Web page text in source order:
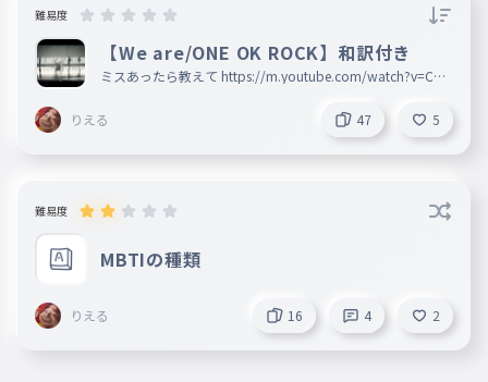
のぁちゃん
え ま ❓　ん ぇ 心 配 か け て ご め ん
😣
りえる
のぁちゃん
あそうなん
難易度
【We are/ONE OK ROCK】和訳付き
ミスあったら教えて https://m.youtube.com/watch?v=CRL
りえる
47 5
難易度
MBTIの種類
りえる 16 4 2